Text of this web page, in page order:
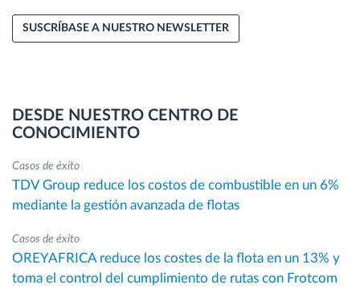
SUSCRÍBASE A NUESTRO NEWSLETTER
DESDE NUESTRO CENTRO DE
CONOCIMIENTO
Casos de éxito
TDV Group reduce los costos de combustible en un 6%
mediante la gestión avanzada de flotas
Casos de éxito
OREYAFRICA reduce los costes de la flota en un 13% y
toma el control del cumplimiento de rutas con Frotcom